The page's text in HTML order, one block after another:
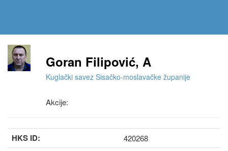
Goran Filipović, A
Kuglački savez Sisačko-moslavačke županije
Akcije:
HKS ID: 420268